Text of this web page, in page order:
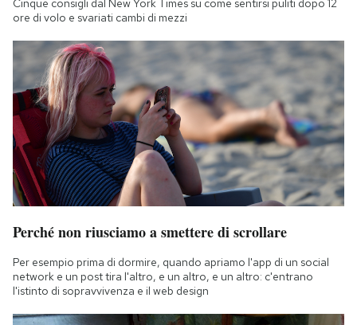
Cinque consigli dal New York Times su come sentirsi puliti dopo 12
ore di volo e svariati cambi di mezzi
Perché non riusciamo a smettere di scrollare
Per esempio prima di dormire, quando apriamo l'app di un social
network e un post tira l'altro, e un altro, e un altro: c'entrano
l'istinto di sopravvivenza e il web design